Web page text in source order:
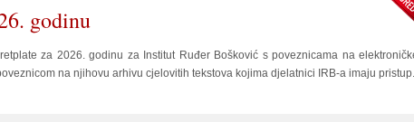
godinu
za 2026. godinu za Institut Ruđer Bošković s poveznicama na
na njihovu arhivu cjelovitih tekstova kojima djelatnici IRB-a imaju pristup.